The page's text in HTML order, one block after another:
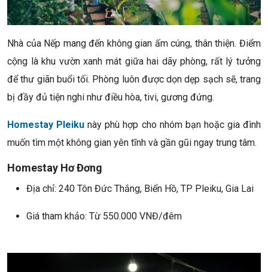
Nhà của Nếp mang đến không gian ấm cúng, thân thiện. Điểm
cộng là khu vườn xanh mát giữa hai dãy phòng, rất lý tưởng
để thư giãn buổi tối. Phòng luôn được dọn dẹp sạch sẽ, trang
bị đầy đủ tiện nghi như điều hòa, tivi, gương đứng.
Homestay Pleiku này phù hợp cho nhóm bạn hoặc gia đình
muốn tìm một không gian yên tĩnh và gần gũi ngay trung tâm.
Homestay Hơ Đơng
Địa chỉ: 240 Tôn Đức Thắng, Biển Hồ, TP Pleiku, Gia Lai
Giá tham khảo: Từ 550.000 VNĐ/đêm